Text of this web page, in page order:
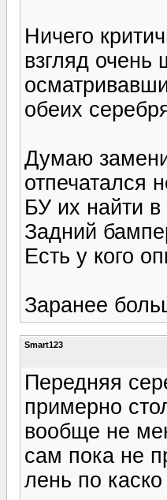
Ничего
взгляд
обеих
Думаю
отпечатался
БУ их найти
Задний
Есть у кого
Заранее
Smart123
Передняя
примерно
вообще не
сам пока не
лень по каско